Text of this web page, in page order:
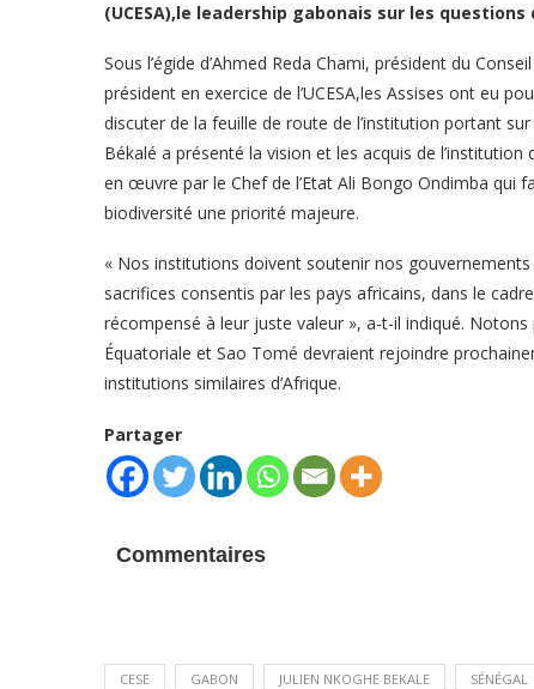
(UCESA),le leadership gabonais sur les
Sous l’égide d’Ahmed Reda Chami, président du
président en exercice de l’UCESA,les Assises ont eu
discuter de la feuille de route de l’institution portant
Békalé a présenté la vision et les acquis de
en œuvre par le Chef de l’Etat Ali Bongo Ondimba qui
biodiversité une priorité majeure.
« Nos institutions doivent soutenir nos
sacrifices consentis par les pays africains, dans le
récompensé à leur juste valeur », a-t-il indiqué. Notons
Équatoriale et Sao Tomé devraient rejoindre
institutions similaires d’Afrique.
Partager
Commentaires
CESE GABON JULIEN NKOGHE BEKALE SÉNÉGAL